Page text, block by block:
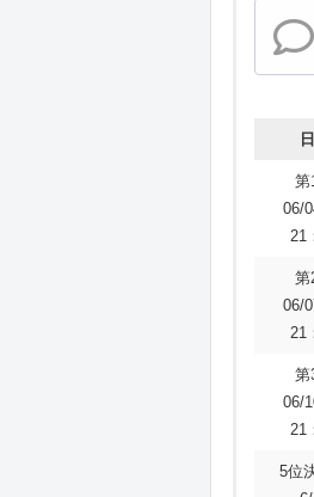
第
06/
21
第
06/
21
第
06/
21
5位